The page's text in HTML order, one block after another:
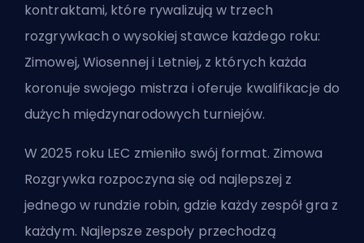
kontraktami, które rywalizują w trzech
rozgrywkach o wysokiej stawce każdego roku:
Zimowej, Wiosennej i Letniej, z których każda
koronuje swojego mistrza i oferuje kwalifikacje do
dużych międzynarodowych turniejów.
W 2025 roku LEC zmieniło swój format. Zimowa
Rozgrywka rozpoczyna się od najlepszej z
jednego w rundzie robin, gdzie każdy zespół gra z
każdym. Najlepsze zespoły przechodzą